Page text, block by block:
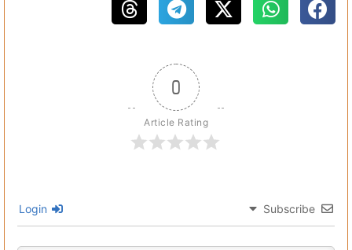
0
Article Rating
Subscribe